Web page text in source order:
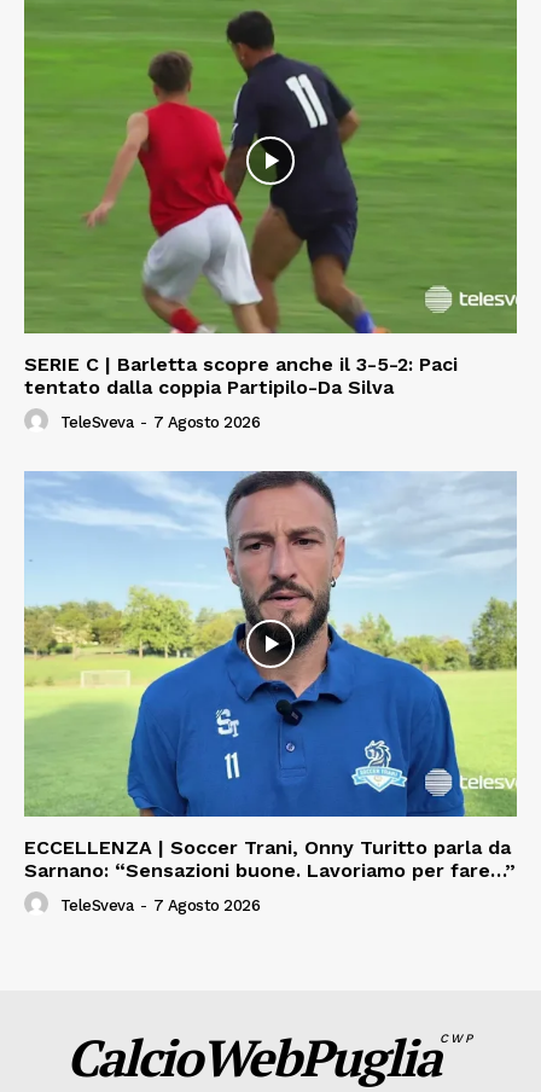
SERIE C | Barletta scopre anche il 3-5-2: Paci
tentato dalla coppia Partipilo-Da Silva
TeleSveva - 7 Agosto 2026
ECCELLENZA | Soccer Trani, Onny Turitto parla da
Sarnano: “Sensazioni buone. Lavoriamo per fare…”
TeleSveva - 7 Agosto 2026
CalcioWebPugliaCWP